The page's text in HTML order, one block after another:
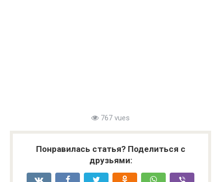
767 vues
Понравилась статья? Поделиться с
друзьями: